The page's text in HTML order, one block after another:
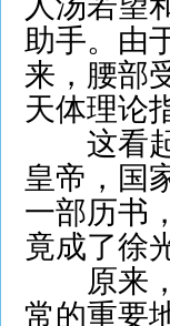
助手。由
来，腰部
天体理论
这看起
皇帝，国
一部历书
竟成了徐
原来，
常的重要